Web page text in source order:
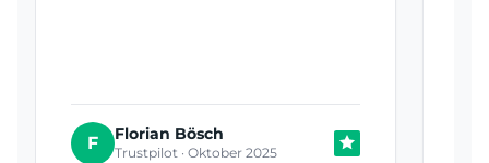
F Florian Bösch
Trustpilot · Oktober 2025